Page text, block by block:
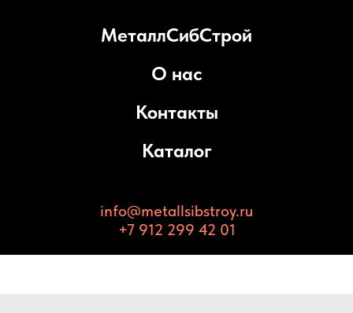
МеталлСибСтрой
О нас
Контакты
Каталог
info@metallsibstroy.ru
+7 912 299 42 01